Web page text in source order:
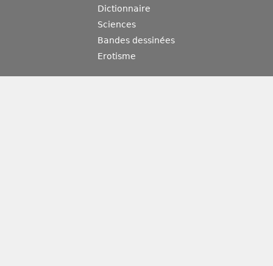
Dictionnaire
Sciences
Bandes dessinées
Erotisme